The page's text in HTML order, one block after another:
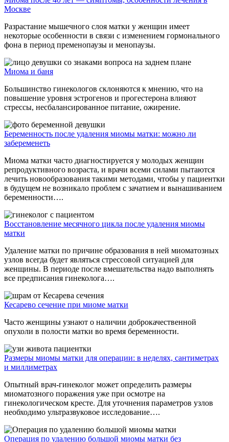
Москве
Разрастание мышечного слоя матки у женщин имеет
некоторые особенности в связи с изменением гормонального
фона в период пременопаузы и менопаузы.
Миома и баня
Большинство гинекологов склоняются к мнению, что на
повышение уровня эстрогенов и прогестерона влияют
стрессы, несбалансированное питание, ожирение.
Беременность после удаления миомы матки: можно ли
забеременеть
Миома матки часто диагностируется у молодых женщин
репродуктивного возраста, и врачи всеми силами пытаются
лечить новообразования такими методами, чтобы у пациентки
в будущем не возникало проблем с зачатием и вынашиванием
беременности….
Восстановление месячного цикла после удаления миомы
матки
Удаление матки по причине образования в ней миоматозных
узлов всегда будет являться стрессовой ситуацией для
женщины. В периоде после вмешательства надо выполнять
все предписания гинеколога….
Кесарево сечение при миоме матки
Часто женщины узнают о наличии доброкачественной
опухоли в полости матки во время беременности.
Размеры миомы матки для операции: в неделях, сантиметрах
и миллиметрах
Опытный врач-гинеколог может определить размеры
миоматозного поражения уже при осмотре на
гинекологическом кресте. Для уточнения параметров узлов
необходимо ультразвуковое исследование….
Операция по удалению большой миомы матки без